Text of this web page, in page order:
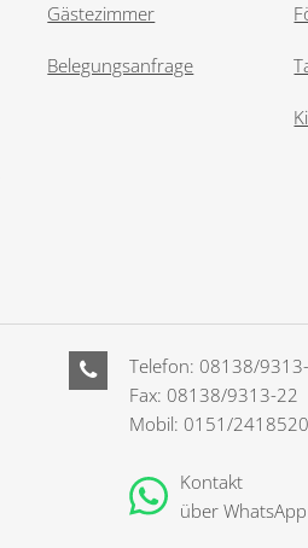
Gästezimmer
Belegungsanfrage
Telefon: 08138/
Fax: 08138/9313-22
Mobil: 0151/
Kontakt
über WhatsApp